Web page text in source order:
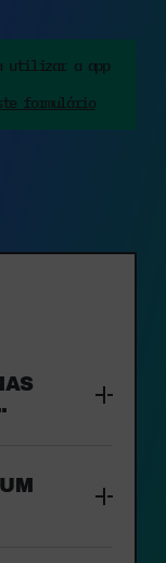
utilizar a app
formulário